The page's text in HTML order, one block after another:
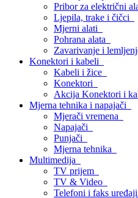
Pribor za električni
Ljepila, trake i čičci
Mjerni alati
Pohrana alata
Zavarivanje i
Konektori i kabeli
Kabeli i žice
Konektori
Akcija Konektori i
Mjerna tehnika i napajači
Mjerači vremena
Napajači
Punjači
Mjerna tehnika
Multimedija
TV prijem
TV & Video
Telefoni i faks uređaji